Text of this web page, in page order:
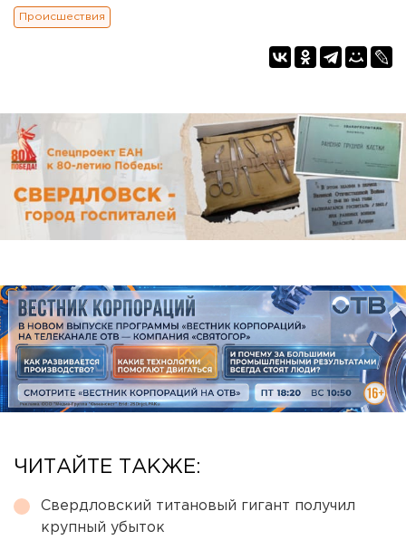
Происшествия
ЧИТАЙТЕ ТАКЖЕ:
Свердловский титановый гигант получил
крупный убыток